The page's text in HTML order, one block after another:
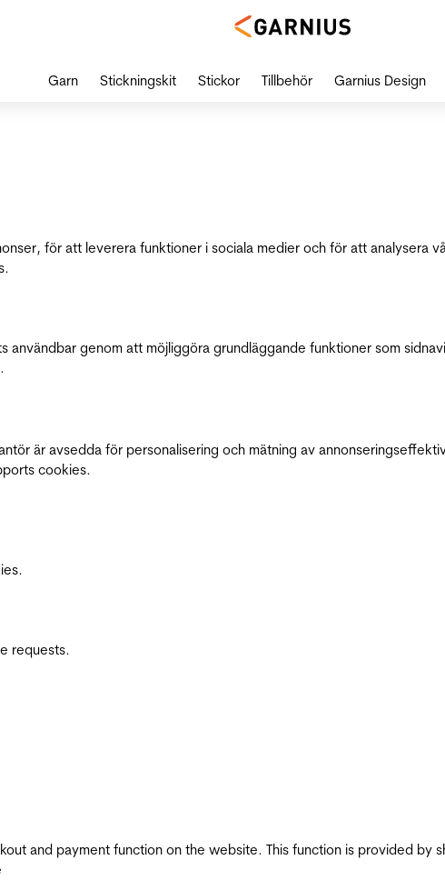
för att leverera funktioner i sociala medier och för att analysera
genom att möjliggöra grundläggande funktioner som
är avsedda för personalisering och mätning av
cookies.
requests.
and payment function on the website. This function is provided by
Garn Stickningskit Stickor Tillbehör Garnius Design